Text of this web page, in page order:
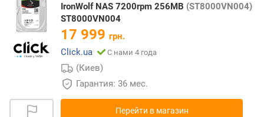
IronWolf NAS 7200rpm 256MB (ST8000VN004)
ST8000VN004
17 999 грн.
Click.ua
С нами 4 года
(Киев)
Гарантия: 36 мес.
Перейти в магазин